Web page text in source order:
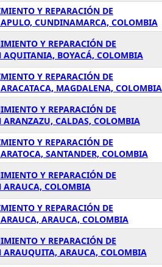
Y REPARACIÓN DE
CUNDINAMARCA, COLOMBIA
Y REPARACIÓN DE
AQUITANIA, BOYACÁ, COLOMBIA
Y REPARACIÓN DE
MAGDALENA, COLOMBIA
Y REPARACIÓN DE
ARANZAZU, CALDAS, COLOMBIA
Y REPARACIÓN DE
SANTANDER, COLOMBIA
Y REPARACIÓN DE
ARAUCA, COLOMBIA
Y REPARACIÓN DE
ARAUCA, COLOMBIA
Y REPARACIÓN DE
ARAUQUITA, ARAUCA, COLOMBIA